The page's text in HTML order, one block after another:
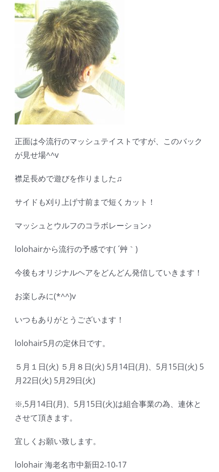
正面は今流行のマッシュテイストですが、このバック
が見せ場^^v
襟足長めで遊びを作りました♫
サイドも刈り上げ寸前まで短くカット！
マッシュとウルフのコラボレーション♪
lolohairから流行の予感です( ´艸｀)
今後もオリジナルヘアをどんどん発信していきます！
お楽しみに(*^^)v
いつもありがとうございます！
lolohair5月の定休日です。
５月１日(火) ５月８日(火) 5月14日(月)、5月15日(火) 5
月22日(火) 5月29日(火)
※,5月14日(月)、5月15日(火)は組合事業の為、連休と
させて頂きます。
宜しくお願い致します。
lolohair 海老名市中新田2‐10‐17